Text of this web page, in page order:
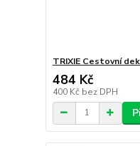
TRIXIE Cestovní
484 Kč
400 Kč bez DPH